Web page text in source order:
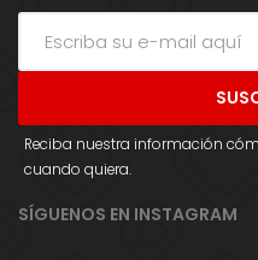
Reciba nuestra información
cuando quiera.
SÍGUENOS EN INSTAGRAM